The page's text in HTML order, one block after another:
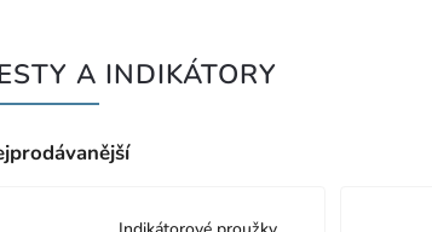
A INDIKÁTORY